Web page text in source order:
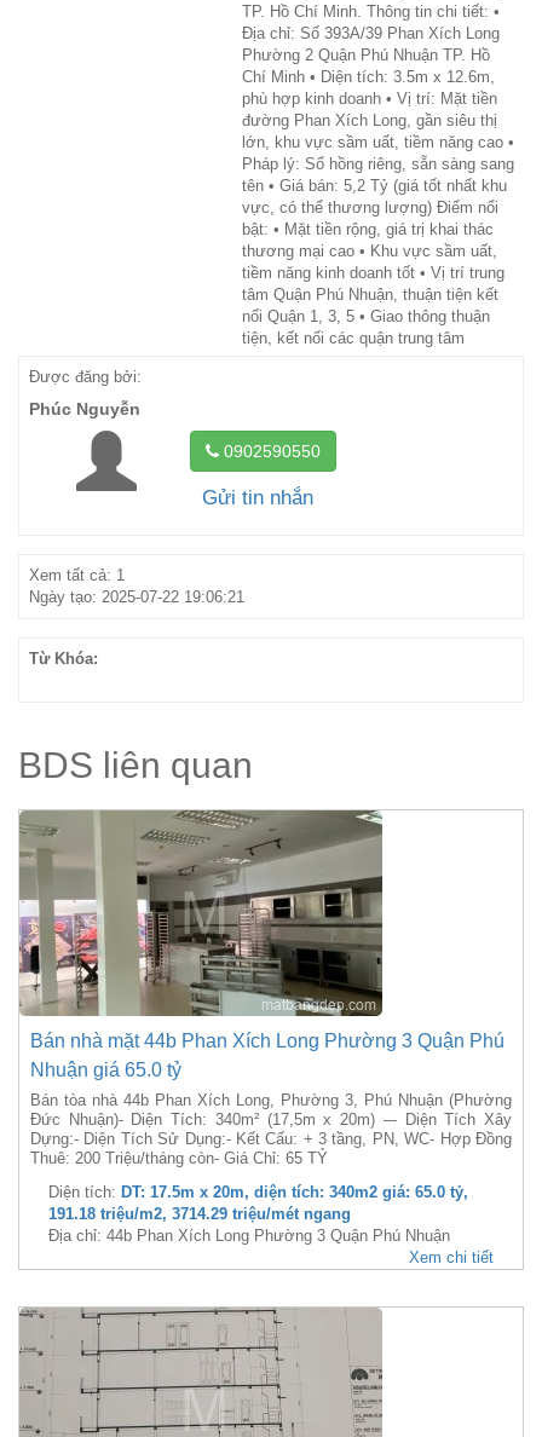
TP. Hồ Chí Minh. Thông tin chi tiết: •
Địa chỉ: Số 393A/39 Phan Xích Long
Phường 2 Quận Phú Nhuận TP. Hồ
Chí Minh • Diện tích: 3.5m x 12.6m,
phù hợp kinh doanh • Vị trí: Mặt tiền
đường Phan Xích Long, gần siêu thị
lớn, khu vực sầm uất, tiềm năng cao •
Pháp lý: Sổ hồng riêng, sẵn sàng sang
tên • Giá bán: 5,2 Tỷ (giá tốt nhất khu
vực, có thể thương lượng) Điểm nổi
bật: • Mặt tiền rộng, giá trị khai thác
thương mại cao • Khu vực sầm uất,
tiềm năng kinh doanh tốt • Vị trí trung
tâm Quận Phú Nhuận, thuận tiện kết
nối Quận 1, 3, 5 • Giao thông thuận
tiện, kết nối các quận trung tâm
Được đăng bởi:
Phúc Nguyễn
0902590550
Gửi tin nhắn
Xem tất cả: 1
Ngày tạo: 2025-07-22 19:06:21
Từ Khóa:
BDS liên quan
Bán nhà mặt 44b Phan Xích Long Phường 3 Quận Phú
Nhuận giá 65.0 tỷ
Bán tòa nhà 44b Phan Xích Long, Phường 3, Phú Nhuận (Phường
Đức Nhuận)- Diện Tích: 340m² (17,5m x 20m) –- Diện Tích Xây
Dựng:- Diện Tích Sử Dụng:- Kết Cấu: + 3 tầng, PN, WC- Hợp Đồng
Thuê: 200 Triệu/tháng còn- Giá Chỉ: 65 TỶ
Diện tích: DT: 17.5m x 20m, diện tích: 340m2 giá: 65.0 tỷ,
191.18 triệu/m2, 3714.29 triệu/mét ngang
Địa chỉ: 44b Phan Xích Long Phường 3 Quận Phú Nhuận
Xem chi tiết